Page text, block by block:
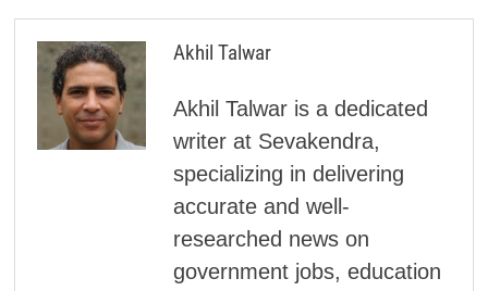
Akhil Talwar
Akhil Talwar is a dedicated
writer at Sevakendra,
specializing in delivering
accurate and well-
researched news on
government jobs, education